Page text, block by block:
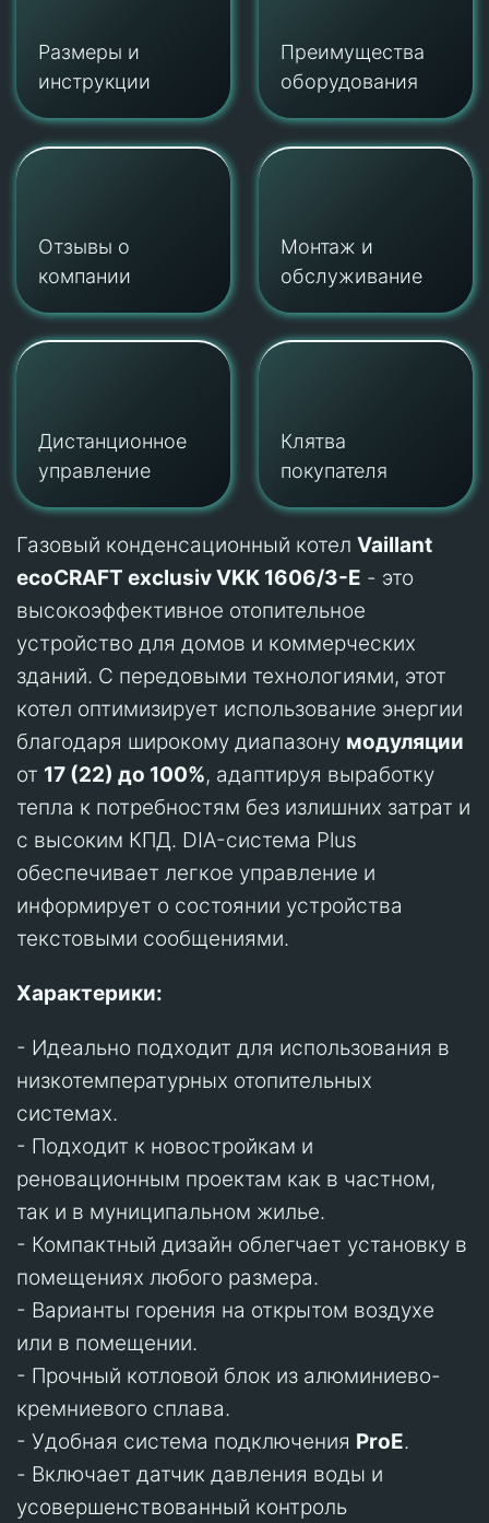
Размеры и
инструкции
Преимущества
оборудования
Отзывы о
компании
Монтаж и
обслуживание
Дистанционное
управление
Клятва
покупателя
Газовый конденсационный котел Vaillant
ecoCRAFT exclusiv VKK 1606/3-E - это
высокоэффективное отопительное
устройство для домов и коммерческих
зданий. С передовыми технологиями, этот
котел оптимизирует использование энергии
благодаря широкому диапазону модуляции
от 17 (22) до 100%, адаптируя выработку
тепла к потребностям без излишних затрат и
с высоким КПД. DIA-система Plus
обеспечивает легкое управление и
информирует о состоянии устройства
текстовыми сообщениями.
Характерики:
- Идеально подходит для использования в
низкотемпературных отопительных
системах.
- Подходит к новостройкам и
реновационным проектам как в частном,
так и в муниципальном жилье.
- Компактный дизайн облегчает установку в
помещениях любого размера.
- Варианты горения на открытом воздухе
или в помещении.
- Прочный котловой блок из алюминиево-
кремниевого сплава.
- Удобная система подключения ProE.
- Включает датчик давления воды и
усовершенствованный контроль